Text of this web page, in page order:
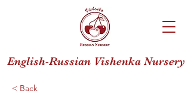
English-Russian Vishenka Nursery
< Back